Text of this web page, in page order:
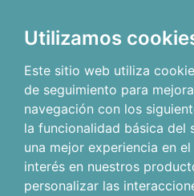
Utilizamos
Este sitio web utiliza
de seguimiento para
navegación con los
la funcionalidad básica del
una mejor experiencia en
interés en nuestros
personalizar las